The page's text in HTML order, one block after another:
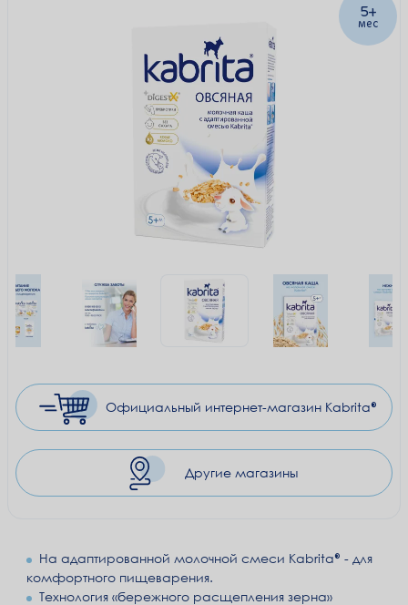
5+
мес
Официальный интернет-магазин Kabrita®
Другие магазины
На адаптированной молочной смеси Kabrita® - для
комфортного пищеварения.
Технология «бережного расщепления зерна»